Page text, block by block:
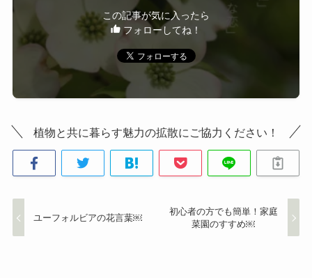
この記事が気に入ったら
フォローしてね！
植物と共に暮らす魅力の拡散にご協力ください！
ユーフォルビアの花言葉￼
初心者の方でも簡単！家庭
菜園のすすめ￼